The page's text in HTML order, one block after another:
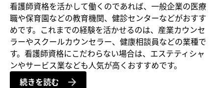
看護師資格を活かして働くのであれば、一般企業の医療
職や保育園などの教育機関、健診センターなどがおすす
めです。これまでの経験を活かせるのは、産業カウンセ
ラーやスクールカウンセラー、健康相談員などの業種で
す。看護師資格にこだわらない場合は、エステティシャ
ンやサービス業なども人気が高くおすすめです。
続きを読む